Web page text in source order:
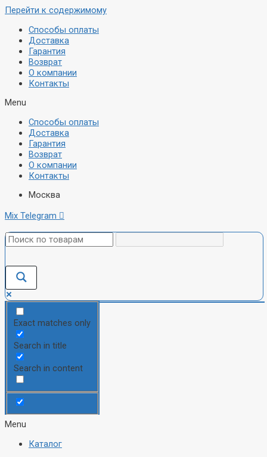
Перейти к содержимому
Способы оплаты
Доставка
Гарантия
Возврат
О компании
Контакты
Menu
Способы оплаты
Доставка
Гарантия
Возврат
О компании
Контакты
Москва
Mix Telegram
Exact matches only
Search in title
Search in content
Menu
Каталог